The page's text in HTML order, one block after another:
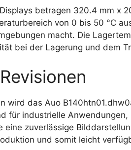
betragen 320.4 mm x
von 0 bis 50 °C
macht. Die
bei der Lagerung und dem
wird das Auo
für industrielle
zuverlässige
und somit leicht